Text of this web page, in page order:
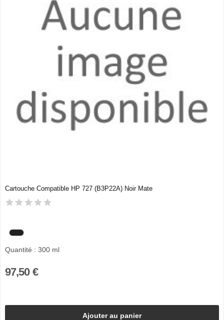
Cartouche Compatible HP 727 (B3P22A) Noir Mate
Quantité : 300 ml
97,50 €
Ajouter au panier